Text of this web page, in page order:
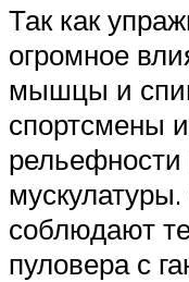
Так как
огромное
мышцы и
спортсмены
рельефности
соблюдают
пуловера с